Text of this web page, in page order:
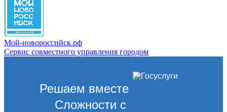
Мой-новороссийск.рф
Сервис совместного управления городом
Решаем вместе
Сложности с